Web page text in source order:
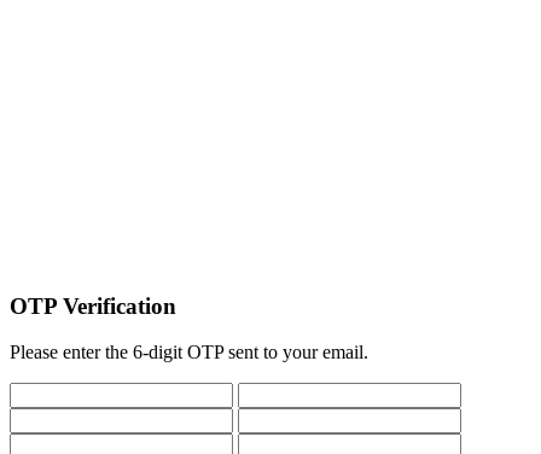
OTP Verification
Please enter the 6-digit OTP sent to your email.